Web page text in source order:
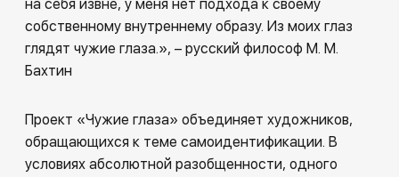
на себя извне, у меня нет подхода к своему
собственному внутреннему образу. Из моих глаз
глядят чужие глаза.», – русский философ М. М.
Бахтин
Проект «Чужие глаза» объединяет художников,
обращающихся к теме самоидентификации. В
условиях абсолютной разобщенности, одного